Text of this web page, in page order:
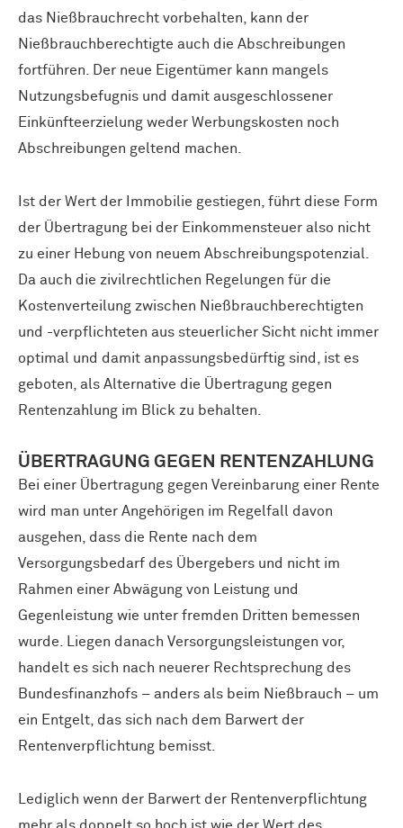
das Nießbrauchrecht vorbehalten, kann der
Nießbrauchberechtigte auch die Abschreibungen
fortführen. Der neue Eigentümer kann mangels
Nutzungsbefugnis und damit ausgeschlossener
Einkünfteerzielung weder Werbungskosten noch
Abschreibungen geltend machen.
Ist der Wert der Immobilie gestiegen, führt diese Form
der Übertragung bei der Einkommensteuer also nicht
zu einer Hebung von neuem Abschreibungspotenzial.
Da auch die zivilrechtlichen Regelungen für die
Kostenverteilung zwischen Nießbrauchberechtigten
und -verpflichteten aus steuerlicher Sicht nicht immer
optimal und damit anpassungsbedürftig sind, ist es
geboten, als Alternative die Übertragung gegen
Rentenzahlung im Blick zu behalten.
ÜBERTRAGUNG GEGEN RENTENZAHLUNG
Bei einer Übertragung gegen Vereinbarung einer Rente
wird man unter Angehörigen im Regelfall davon
ausgehen, dass die Rente nach dem
Versorgungsbedarf des Übergebers und nicht im
Rahmen einer Abwägung von Leistung und
Gegenleistung wie unter fremden Dritten bemessen
wurde. Liegen danach Versorgungsleistungen vor,
handelt es sich nach neuerer Rechtsprechung des
Bundesfinanzhofs – anders als beim Nießbrauch – um
ein Entgelt, das sich nach dem Barwert der
Rentenverpflichtung bemisst.
Lediglich wenn der Barwert der Rentenverpflichtung
mehr als doppelt so hoch ist wie der Wert des